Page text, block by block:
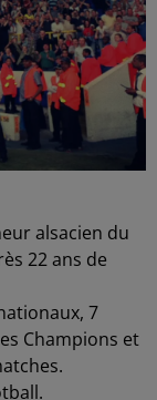
alsacien du
22 ans de
7
Champions et